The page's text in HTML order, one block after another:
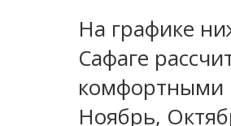
На графике
Сафаге
комфортными
Ноябрь,